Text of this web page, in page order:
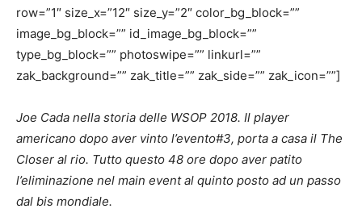
row=”1″ size_x=”12″ size_y=”2″ color_bg_block=””
image_bg_block=”” id_image_bg_block=””
type_bg_block=”” photoswipe=”” linkurl=””
zak_background=”” zak_title=”” zak_side=”” zak_icon=””]
Joe Cada nella storia delle WSOP 2018. Il player
americano dopo aver vinto l’evento#3, porta a casa il The
Closer al rio. Tutto questo 48 ore dopo aver patito
l’eliminazione nel main event al quinto posto ad un passo
dal bis mondiale.